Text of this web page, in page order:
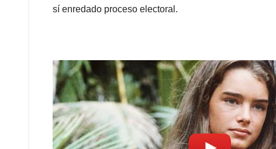
sí enredado proceso electoral.